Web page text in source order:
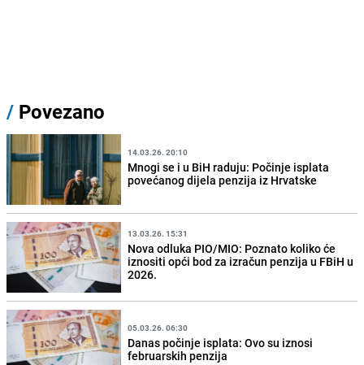
/ Povezano
14.03.26. 20:10
Mnogi se i u BiH raduju: Počinje isplata
povećanog dijela penzija iz Hrvatske
13.03.26. 15:31
Nova odluka PIO/MIO: Poznato koliko će
iznositi opći bod za izračun penzija u FBiH u
2026.
05.03.26. 06:30
Danas počinje isplata: Ovo su iznosi
februarskih penzija